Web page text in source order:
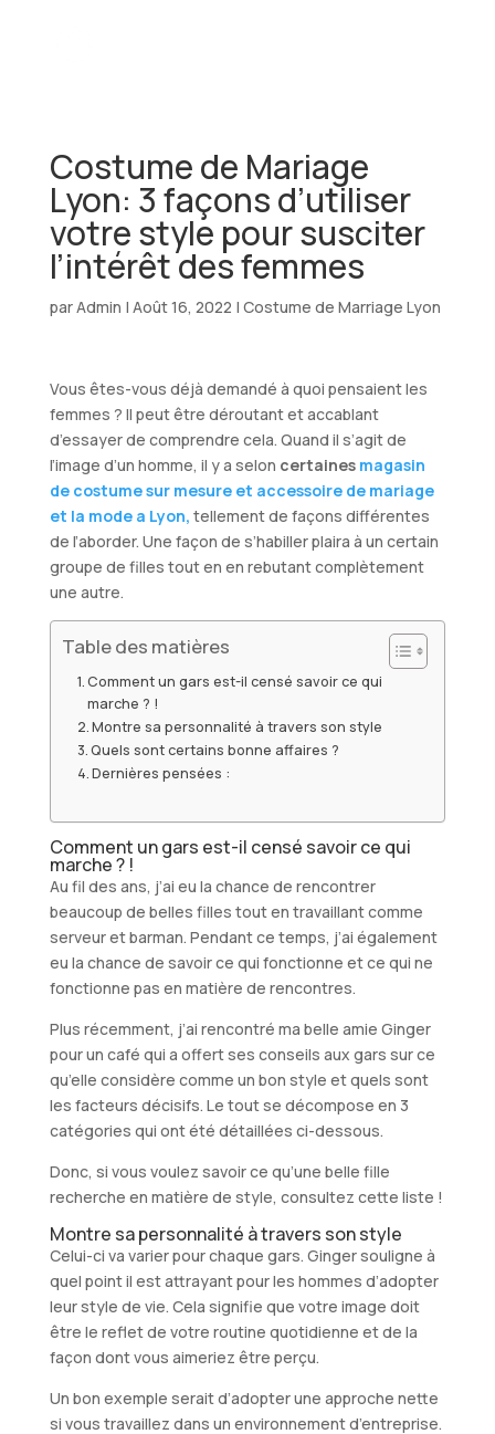
Costume de Mariage
Lyon: 3 façons d’utiliser
votre style pour susciter
l’intérêt des femmes
parAdmin | Août 16, 2022 | Costume de Marriage Lyon
Vous êtes-vous déjà demandé à quoi pensaient les
femmes ? Il peut être déroutant et accablant
d’essayer de comprendre cela. Quand il s’agit de
l’image d’un homme, il y a selon certaines magasin
de costume sur mesure et accessoire de mariage
et la mode a Lyon, tellement de façons différentes
de l’aborder. Une façon de s’habiller plaira à un certain
groupe de filles tout en en rebutant complètement
une autre.
Table des matières
Comment un gars est-il censé savoir ce qui
marche ? !
Montre sa personnalité à travers son style
Quels sont certains bonne affaires ?
Dernières pensées :
Comment un gars est-il censé savoir ce qui
marche ? !
Au fil des ans, j’ai eu la chance de rencontrer
beaucoup de belles filles tout en travaillant comme
serveur et barman. Pendant ce temps, j’ai également
eu la chance de savoir ce qui fonctionne et ce qui ne
fonctionne pas en matière de rencontres.
Plus récemment, j’ai rencontré ma belle amie Ginger
pour un café qui a offert ses conseils aux gars sur ce
qu’elle considère comme un bon style et quels sont
les facteurs décisifs. Le tout se décompose en 3
catégories qui ont été détaillées ci-dessous.
Donc, si vous voulez savoir ce qu’une belle fille
recherche en matière de style, consultez cette liste !
Montre sa personnalité à travers son style
Celui-ci va varier pour chaque gars. Ginger souligne à
quel point il est attrayant pour les hommes d’adopter
leur style de vie. Cela signifie que votre image doit
être le reflet de votre routine quotidienne et de la
façon dont vous aimeriez être perçu.
Un bon exemple serait d’adopter une approche nette
si vous travaillez dans un environnement d’entreprise.